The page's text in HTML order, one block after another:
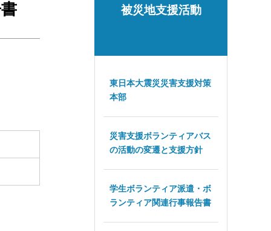
被災地支援活動
東日本大震災災害支援対策
本部
災害支援ボランティアバス
の活動の変遷と支援方針
学生ボランティア派遣・ボ
ランティア関連行事報告書